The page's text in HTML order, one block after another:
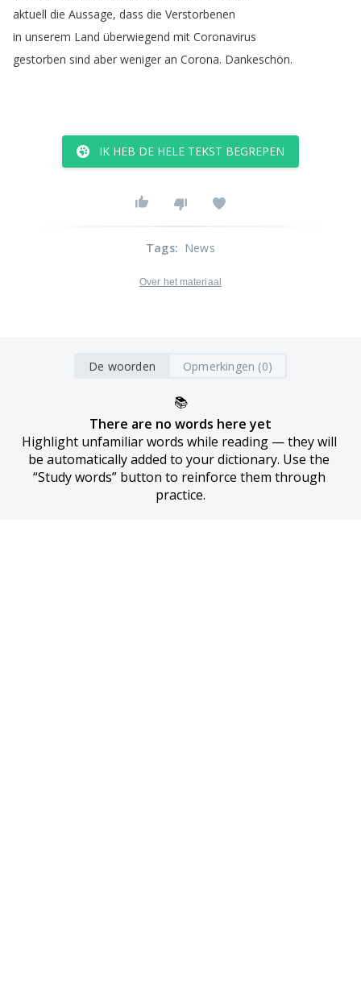
aktuell die Aussage, dass die Verstorbenen
in unserem Land überwiegend mit Coronavirus
gestorben sind aber weniger an Corona. Dankeschön.
IK HEB DE HELE TEKST BEGREPEN
Tags: News
Over het materiaal
De woorden Opmerkingen (0)
📚
There are no words here yet
Highlight unfamiliar words while reading — they will
be automatically added to your dictionary. Use the
“Study words” button to reinforce them through
practice.